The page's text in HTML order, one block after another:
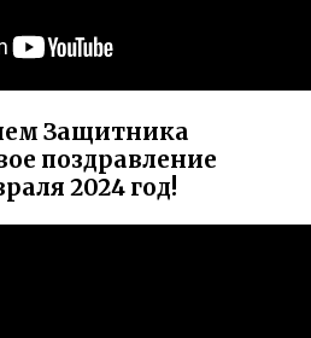
Защитника
поздравление
2024 год!